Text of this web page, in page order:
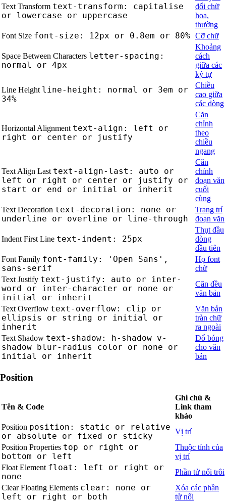
Text Transform text-transform: capitalise
or lowercase or uppercase
đổi chữ
hoa,
thường
Font Size font-size: 12px or 0.8em or 80% Cỡ chữ
Space Between Characters letter-spacing:
normal or 4px
Khoảng
cách
giữa các
ký tự
Line Height line-height: normal or 3em or
34%
Chiều
cao giữa
các dòng
Horizontal Alignment text-align: left or
right or center or justify
Căn
chỉnh
theo
chiều
ngang
Text Align Last text-align-last: auto or
left or right or center or justify or
start or end or initial or inherit
Căn
chỉnh
đoạn văn
cuối
cùng
Text Decoration text-decoration: none or
underline or overline or line-through
Trang trí
đoạn văn
Indent First Line text-indent: 25px
Thụt đầu
dòng
đầu tiên
Font Family font-family: 'Open Sans',
sans-serif
Họ font
chữ
Text Justify text-justify: auto or inter-
word or inter-character or none or
initial or inherit
Căn đều
văn bản
Text Overflow text-overflow: clip or
ellipsis or string or initial or
inherit
Văn bản
tràn chữ
ra ngoài
Text Shadow text-shadow: h-shadow v-
shadow blur-radius color or none or
initial or inherit
Đổ bóng
cho văn
bản
Position
Tên & Code
Ghi chú &
Link tham
khảo
Position position: static or relative
or absolute or fixed or sticky
Vị trí
Position Properties top or right or
bottom or left
Thuộc tính của
vị trí
Float Element float: left or right or
none
Phần tử nổi trôi
Clear Floating Elements clear: none or
left or right or both
Xóa các phần
tử nổi